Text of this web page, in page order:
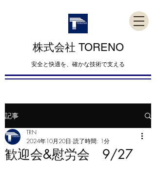
​株式会社 TORENO
​安全と快適を、確かな技術で支える
記事
歓迎会&慰労会 9/27
TRN
2024年10月20日 読了時間: 1分